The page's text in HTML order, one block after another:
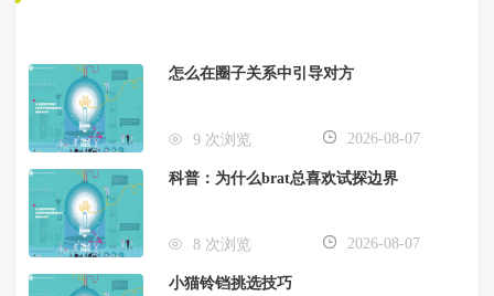
怎么在圈子关系中引导对方
9 次浏览 2026-08-07
科普：为什么brat总喜欢试探边界
8 次浏览 2026-08-07
小猫铃铛挑选技巧